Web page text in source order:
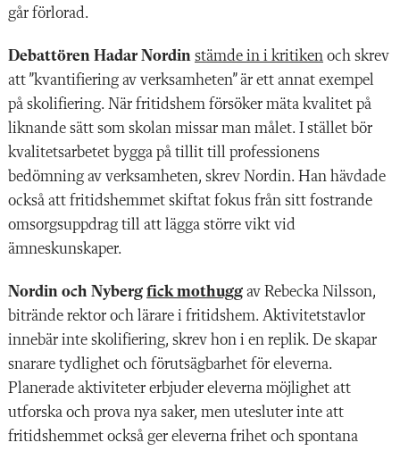
går förlorad.
Debattören Hadar Nordin stämde in i kritiken och skrev
att ”kvantifiering av verksamheten” är ett annat exempel
på skolifiering. När fritidshem försöker mäta kvalitet på
liknande sätt som skolan missar man målet. I stället bör
kvalitetsarbetet bygga på tillit till professionens
bedömning av verksamheten, skrev Nordin. Han hävdade
också att fritidshemmet skiftat fokus från sitt fostrande
omsorgsuppdrag till att lägga större vikt vid
ämneskunskaper.
Nordin och Nyberg fick mothugg av Rebecka Nilsson,
bitrände rektor och lärare i fritidshem. Aktivitetstavlor
innebär inte skolifiering, skrev hon i en replik. De skapar
snarare tydlighet och förutsägbarhet för eleverna.
Planerade aktiviteter erbjuder eleverna möjlighet att
utforska och prova nya saker, men utesluter inte att
fritidshemmet också ger eleverna frihet och spontana